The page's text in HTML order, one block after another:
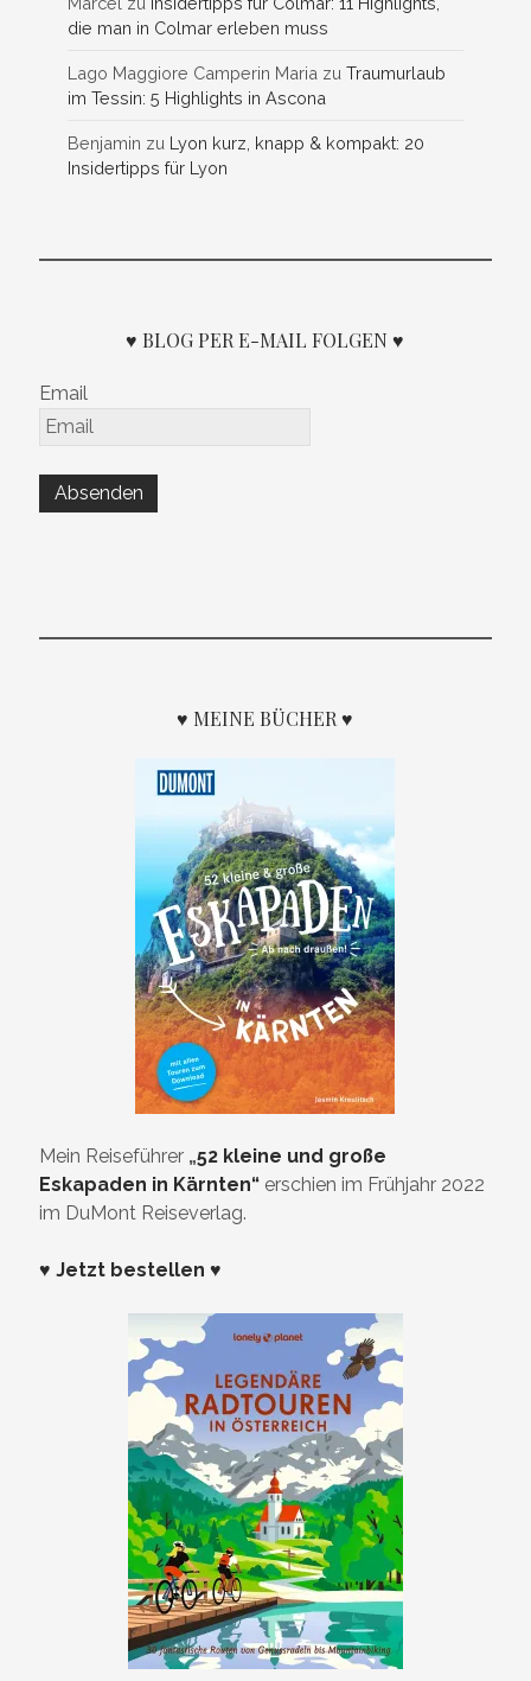
die man in Colmar erleben muss
Lago Maggiore Camperin Maria zuTraumurlaub
im Tessin: 5 Highlights in Ascona
Benjamin zu Lyon kurz, knapp & kompakt: 20
Insidertipps für Lyon
♥ BLOG PER E-MAIL FOLGEN ♥
Email
♥ MEINE BÜCHER ♥
Mein Reiseführer „52 kleine und große
Eskapaden in Kärnten“ erschien im Frühjahr 2022
im DuMont Reiseverlag.
♥ Jetzt bestellen ♥